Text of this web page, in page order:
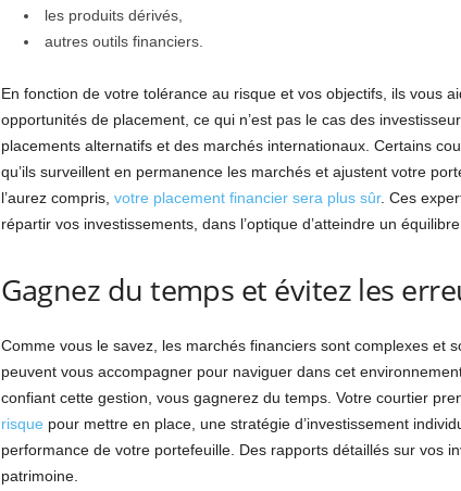
les produits dérivés,
autres outils financiers.
En fonction de votre tolérance au risque et vos objectifs, ils vous
opportunités de placement, ce qui n’est pas le cas des
placements alternatifs et des marchés internationaux. Certains
qu’ils surveillent en permanence les marchés et ajustent votre
l’aurez compris, votre placement financier sera plus sûr. Ces
répartir vos investissements, dans l’optique d’atteindre un
Gagnez du temps et évitez les
Comme vous le savez, les marchés financiers sont complexes et
peuvent vous accompagner pour naviguer dans cet
confiant cette gestion, vous gagnerez du temps. Votre courtier
risque pour mettre en place, une stratégie d’investissement
performance de votre portefeuille. Des rapports détaillés sur vos
patrimoine.